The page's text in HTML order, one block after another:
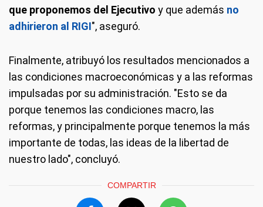
que proponemos del Ejecutivo y que además no
adhirieron al RIGI", aseguró.
Finalmente, atribuyó los resultados mencionados a
las condiciones macroeconómicas y a las reformas
impulsadas por su administración. "Esto se da
porque tenemos las condiciones macro, las
reformas, y principalmente porque tenemos la más
importante de todas, las ideas de la libertad de
nuestro lado", concluyó.
COMPARTIR